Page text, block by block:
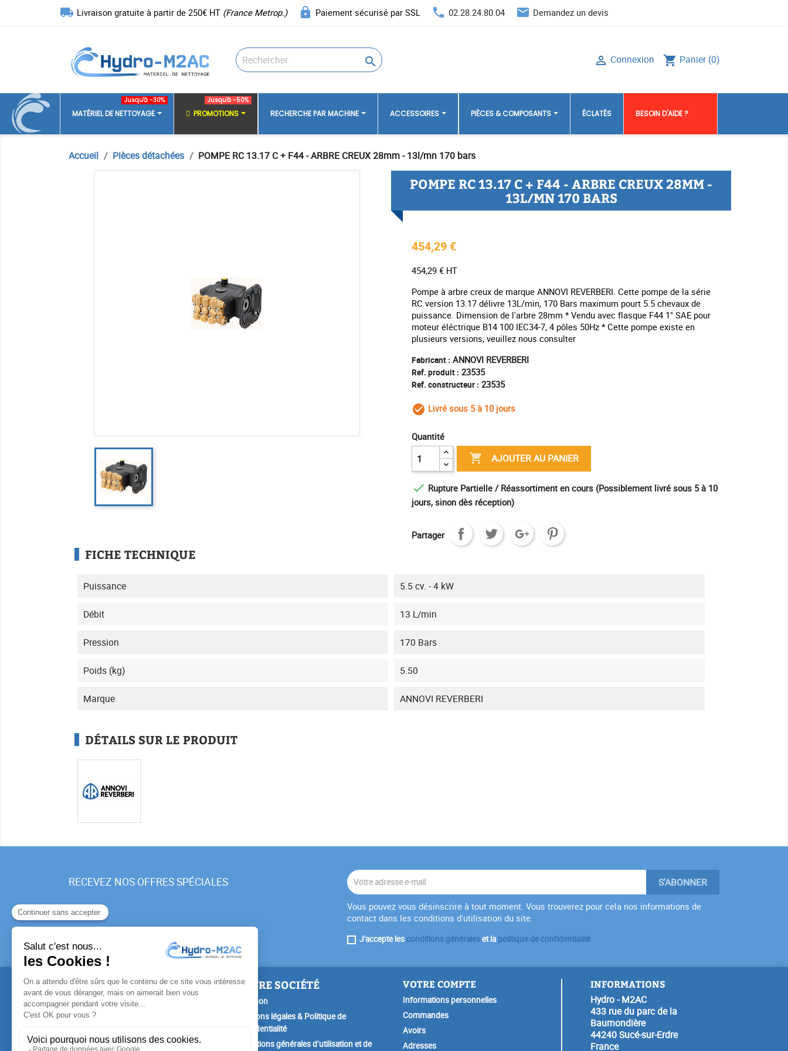
local_shipping Livraison gratuite à partir de 250€ HT (France Metrop.) lock Paiement sécurisé par SSL phone 02.28.24.80.04 email Demandez un devis
 shopping_cart Panier (0)
 Connexion
MATÉRIEL DE NETTOYAGE
Jusqu'à -30%
PROMOTIONS
Jusqu'à -50%
RECHERCHE PAR MACHINE ACCESSOIRES PIÈCES & COMPOSANTS ÉCLATÉS BESOIN D'AIDE ?
Accueil Pièces détachées POMPE RC 13.17 C + F44 - ARBRE CREUX 28mm - 13l/mn 170 bars
POMPE RC 13.17 C + F44 - ARBRE CREUX 28MM -
13L/MN 170 BARS
454,29 €
454,29 € HT
Pompe à arbre creux de marque ANNOVI REVERBERI. Cette pompe de la série
RC version 13.17 délivre 13L/min, 170 Bars maximum pourt 5.5 chevaux de
puissance. Dimension de l'arbre 28mm * Vendu avec flasque F44 1" SAE pour
moteur éléctrique B14 100 IEC34-7, 4 pôles 50Hz * Cette pompe existe en
plusieurs versions, veuillez nous consulter
Fabricant : ANNOVI REVERBERI
Ref. produit : 23535
Ref. constructeur : 23535
check_circle_outline
Livré sous 5 à 10 jours
Quantité
 AJOUTER AU PANIER
 Rupture Partielle / Réassortiment en cours (Possiblement livré sous 5 à 10
jours, sinon dès réception)
Partager
FICHE TECHNIQUE
Puissance 5.5 cv. - 4 kW
Débit 13 L/min
Pression 170 Bars
Poids (kg) 5.50
Marque ANNOVI REVERBERI
DÉTAILS SUR LE PRODUIT
RECEVEZ NOS OFFRES SPÉCIALES
Vous pouvez vous désinscrire à tout moment. Vous trouverez pour cela nos informations de
contact dans les conditions d'utilisation du site.
J'accepte les conditions généraleset lapolitique de confidentialité
PRODUITS
Promotions
Nouveaux produits
NOTRE SOCIÉTÉ
Livraison
Mentions légales & Politique de
Confidentialité
Conditions générales d’utilisation et de
VOTRE COMPTE
Informations personnelles
Commandes
Avoirs
Adresses
INFORMATIONS
Hydro - M2AC
433 rue du parc de la
Baumondière
44240 Sucé-sur-Erdre
France